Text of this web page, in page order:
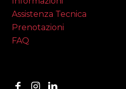
Assistenza Tecnica
Prenotazioni
FAQ